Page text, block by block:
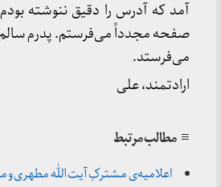
آمد که آدرس را دقیق ننوشته
صفحه مجدداً می‌فرستم. پدرم سالم
می‌فرستد.
ارادتمند، علی
≡ مطالب مرتبط
اعلامیه‌ی مشترکِ آیت الله مطهری و